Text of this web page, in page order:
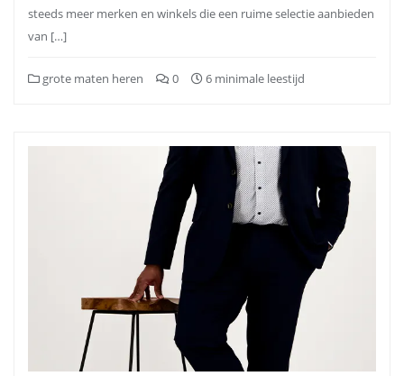
steeds meer merken en winkels die een ruime selectie aanbieden
van […]
grote maten heren 0 6 minimale leestijd